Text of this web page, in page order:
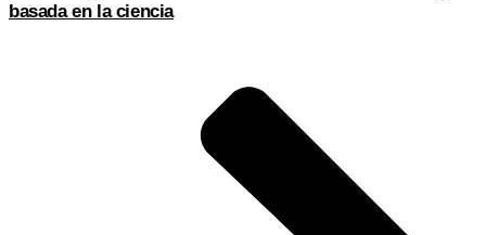
basada en la ciencia